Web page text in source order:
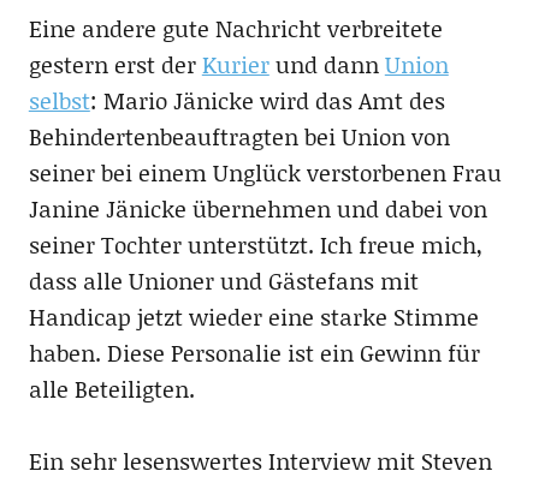
Eine andere gute Nachricht verbreitete
gestern erst derKurierund dannUnion
selbst: Mario Jänicke wird das Amt des
Behindertenbeauftragten bei Union von
seiner bei einem Unglück verstorbenen Frau
Janine Jänicke übernehmen und dabei von
seiner Tochter unterstützt. Ich freue mich,
dass alle Unioner und Gästefans mit
Handicap jetzt wieder eine starke Stimme
haben. Diese Personalie ist ein Gewinn für
alle Beteiligten.
Ein sehr lesenswertes Interview mit Steven